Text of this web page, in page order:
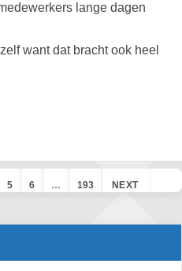
lange dagen
want dat bracht ook heel
5 6 … 193 NEXT